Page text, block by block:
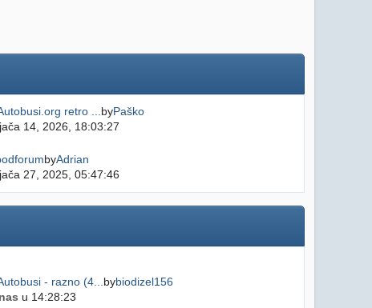
retro ... byPaško
14, 2026, 18:03:27
byAdrian
27, 2025, 05:47:46
- razno (4... bybiodizel156
u 14:28:23